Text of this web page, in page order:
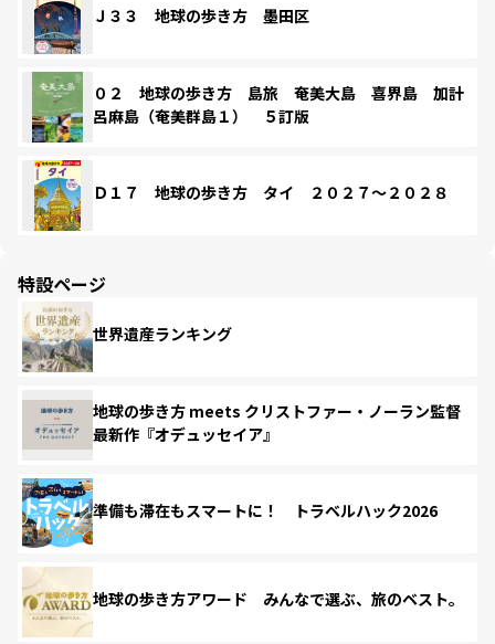
Ｊ３３ 地球の歩き方 墨田区
０２ 地球の歩き方 島旅 奄美大島 喜界島 加計
呂麻島（奄美群島１） ５訂版
Ｄ１７ 地球の歩き方 タイ ２０２７～２０２８
特設ページ
世界遺産ランキング
地球の歩き方 meets クリストファー・ノーラン監督
最新作『オデュッセイア』
準備も滞在もスマートに！ トラベルハック2026
地球の歩き方アワード みんなで選ぶ、旅のベスト。